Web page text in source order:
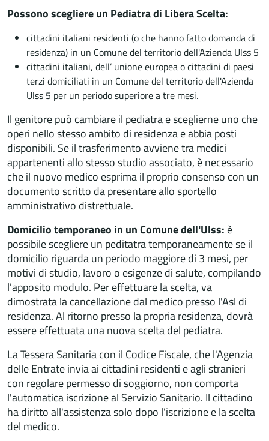
Possono scegliere un Pediatra di Libera Scelta:
cittadini italiani residenti (o che hanno fatto domanda di
residenza) in un Comune del territorio dell'Azienda Ulss 5
cittadini italiani, dell’ unione europea o cittadini di paesi
terzi domiciliati in un Comune del territorio dell'Azienda
Ulss 5 per un periodo superiore a tre mesi.
Il genitore può cambiare il pediatra e sceglierne uno che
operi nello stesso ambito di residenza e abbia posti
disponibili. Se il trasferimento avviene tra medici
appartenenti allo stesso studio associato, è necessario
che il nuovo medico esprima il proprio consenso con un
documento scritto da presentare allo sportello
amministrativo distrettuale.
Domicilio temporaneo in un Comune dell'Ulss: è
possibile scegliere un peditatra temporaneamente se il
domicilio riguarda un periodo maggiore di 3 mesi, per
motivi di studio, lavoro o esigenze di salute, compilando
l'apposito modulo. Per effettuare la scelta, va
dimostrata la cancellazione dal medico presso l'Asl di
residenza. Al ritorno presso la propria residenza, dovrà
essere effettuata una nuova scelta del pediatra.
La Tessera Sanitaria con il Codice Fiscale, che l'Agenzia
delle Entrate invia ai cittadini residenti e agli stranieri
con regolare permesso di soggiorno, non comporta
l'automatica iscrizione al Servizio Sanitario. Il cittadino
ha diritto all'assistenza solo dopo l'iscrizione e la scelta
del medico.